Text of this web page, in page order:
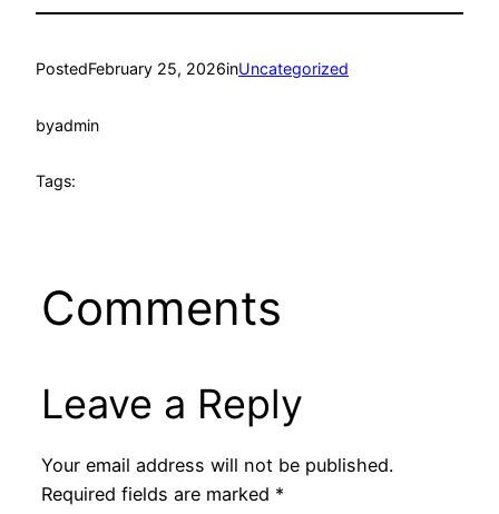
PostedFebruary 25, 2026inUncategorized
byadmin
Tags:
Comments
Leave a Reply
Your email address will not be published.
Required fields are marked *